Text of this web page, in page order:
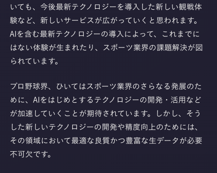
いても、今後最新テクノロジーを導入した新しい観戦体
験など、新しいサービスが広がっていくと思われます。
AIを含む最新テクノロジーの導入によって、これまでに
はない体験が生まれたり、スポーツ業界の課題解決が図
られています。
プロ野球界、ひいてはスポーツ業界のさらなる発展のた
めに、AIをはじめとするテクノロジーの開発・活用など
が加速していくことが期待されています。しかし、そう
した新しいテクノロジーの開発や精度向上のためには、
その領域において最適な良質かつ豊富な生データが必要
不可欠です。